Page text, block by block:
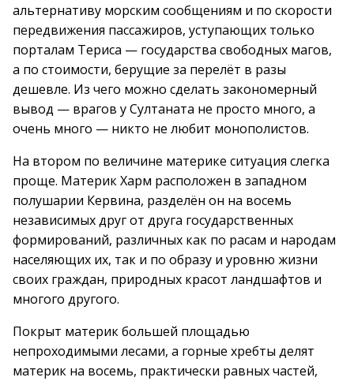
альтернативу морским сообщениям и по скорости
передвижения пассажиров, уступающих только
порталам Териса — государства свободных магов,
а по стоимости, берущие за перелёт в разы
дешевле. Из чего можно сделать закономерный
вывод — врагов у Султаната не просто много, а
очень много — никто не любит монополистов.
На втором по величине материке ситуация слегка
проще. Материк Харм расположен в западном
полушарии Кервина, разделён он на восемь
независимых друг от друга государственных
формирований, различных как по расам и народам
населяющих их, так и по образу и уровню жизни
своих граждан, природных красот ландшафтов и
многого другого.
Покрыт материк большей площадью
непроходимыми лесами, а горные хребты делят
материк на восемь, практически равных частей,